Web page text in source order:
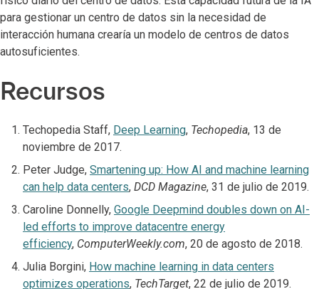
para gestionar un centro de datos sin la necesidad de
interacción humana crearía un modelo de centros de datos
autosuficientes.
Recursos
Techopedia Staff, Deep Learning, Techopedia, 13 de
noviembre de 2017.
Peter Judge, Smartening up: How AI and machine learning
can help data centers, DCD Magazine, 31 de julio de 2019.
Caroline Donnelly, Google Deepmind doubles down on AI-
led efforts to improve datacentre energy
efficiency, ComputerWeekly.com, 20 de agosto de 2018.
Julia Borgini, How machine learning in data centers
optimizes operations, TechTarget, 22 de julio de 2019.